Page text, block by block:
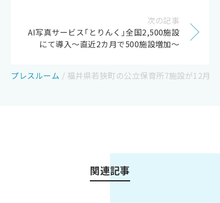
次の記事
AI写真サービス「とりんく」全国2,500施設
にて導入～直近2カ月で500施設増加～
プレスルーム / 福井県若狭町の公立保育所7施設が12月1
関連記事